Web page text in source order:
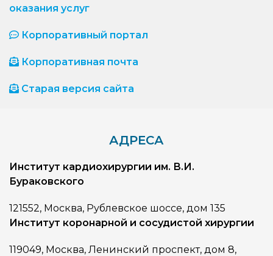
оказания услуг
Корпоративный портал
Корпоративная почта
Старая версия сайта
АДРЕСА
Институт кардиохирургии им. В.И.
Бураковского
121552, Москва, Рублевское шоссе, дом 135
Институт коронарной и сосудистой хирургии
119049, Москва, Ленинский проспект, дом 8,